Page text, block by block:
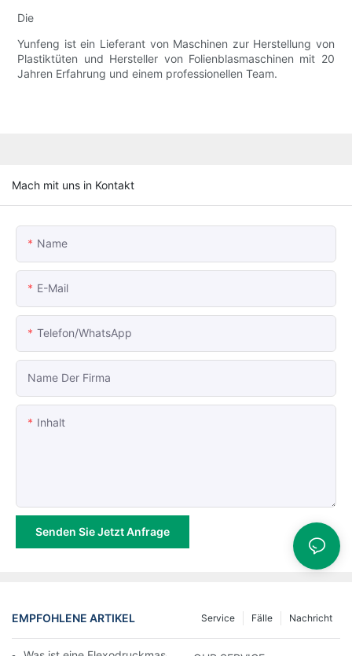
Die
Yunfeng ist ein Lieferant von Maschinen zur Herstellung von
Plastiktüten und Hersteller von Folienblasmaschinen mit 20
Jahren Erfahrung und einem professionellen Team.
Mach mit uns in Kontakt
Name
E-Mail
Telefon/WhatsApp
Name Der Firma
Inhalt
Senden Sie Jetzt Anfrage
EMPFOHLENE ARTIKEL Nachricht
Fälle
Service